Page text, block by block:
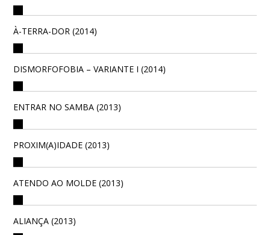
À-TERRA-DOR (2014)
DISMORFOFOBIA – VARIANTE I (2014)
ENTRAR NO SAMBA (2013)
PROXIM(A)IDADE (2013)
ATENDO AO MOLDE (2013)
ALIANÇA (2013)